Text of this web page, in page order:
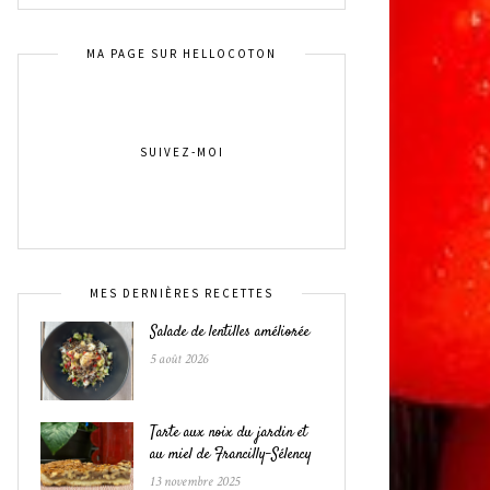
MA PAGE SUR HELLOCOTON
SUIVEZ-MOI
MES DERNIÈRES RECETTES
Salade de lentilles améliorée
5 août 2026
Tarte aux noix du jardin et
au miel de Francilly-Sélency
13 novembre 2025